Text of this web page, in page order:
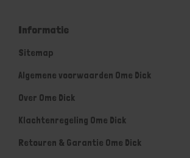
Informatie
Sitemap
Algemene voorwaarden Ome Dick
Over Ome Dick
Klachtenregeling Ome Dick
Retouren & Garantie Ome Dick